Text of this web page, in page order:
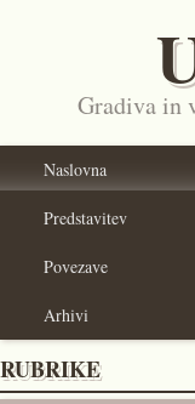
Gradiva in
Naslovna
Predstavitev
Povezave
Arhivi
RUBRIKE